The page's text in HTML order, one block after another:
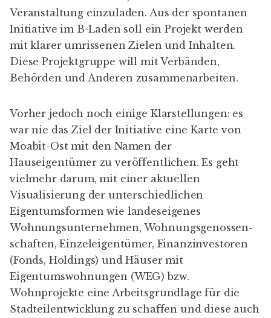
Veranstaltung einzuladen. Aus der spontanen
Initiative im B-Laden soll ein Projekt werden
mit klarer umrissenen Zielen und Inhalten.
Diese Projektgruppe will mit Verbänden,
Behörden und Anderen zusammenarbeiten.
Vorher jedoch noch einige Klarstellungen: es
war nie das Ziel der Initiative eine Karte von
Moabit-Ost mit den Namen der
Hauseigentümer zu veröffentlichen. Es geht
vielmehr darum, mit einer aktuellen
Visualisierung der unterschiedlichen
Eigentumsformen wie landeseigenes
Wohnungsunternehmen, Wohnungsgenossen-
schaften, Einzeleigentümer, Finanzinvestoren
(Fonds, Holdings) und Häuser mit
Eigentumswohnungen (WEG) bzw.
Wohnprojekte eine Arbeitsgrundlage für die
Stadteilentwicklung zu schaffen und diese auch